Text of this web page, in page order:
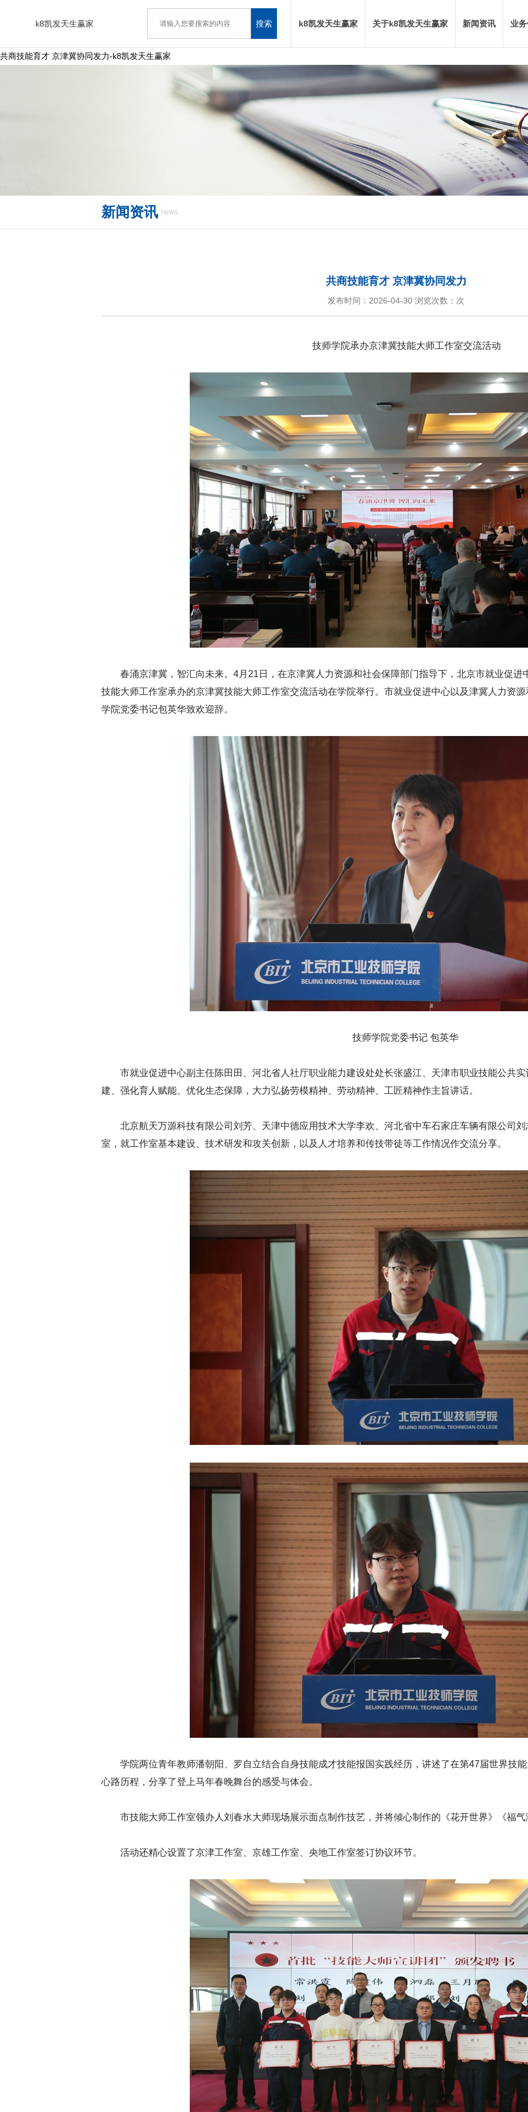
共商技能育才 京津冀协同发力-k8凯发天生赢家
k8凯发天生赢家 搜索 k8凯发天生赢家 关于k8凯发天生赢家 新闻资讯 业
新闻资讯 news
共商技能育才 京津冀协同发力
发布时间：2026-04-30 浏览次数：次
技师学院承办京津冀技能大师工作室交流活动
春涌京津冀，智汇向未来。4月21日，在京津冀人力资源和社会保障部门指导下，北京市就业促
技能大师工作室承办的京津冀技能大师工作室交流活动在学院举行。市就业促进中心以及津冀人力资
学院党委书记包英华致欢迎辞。
技师学院党委书记 包英华
市就业促进中心副主任陈田田、河北省人社厅职业能力建设处处长张盛江、天津市职业技能公共
建、强化育人赋能、优化生态保障，大力弘扬劳模精神、劳动精神、工匠精神作主旨讲话。
北京航天万源科技有限公司刘芳、天津中德应用技术大学李欢、河北省中车石家庄车辆有限公司
室，就工作室基本建设、技术研发和攻关创新，以及人才培养和传技带徒等工作情况作交流分享。
学院两位青年教师潘朝阳、罗自立结合自身技能成才技能报国实践经历，讲述了在第47届世界技
心路历程，分享了登上马年春晚舞台的感受与体会。
市技能大师工作室领办人刘春水大师现场展示面点制作技艺，并将倾心制作的《花开世界》《福
活动还精心设置了京津工作室、京雄工作室、央地工作室签订协议环节。